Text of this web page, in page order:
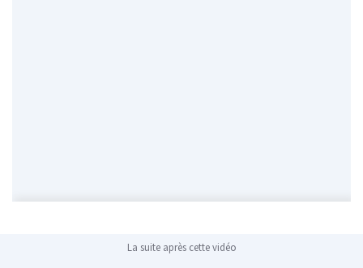
La suite après cette vidéo